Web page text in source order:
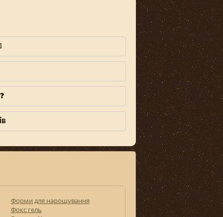
❓
Форми для нарощування
Фокс гель